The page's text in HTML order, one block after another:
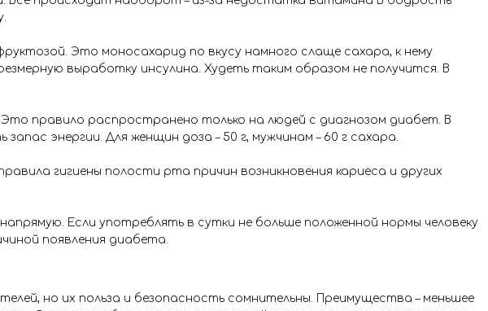
Это моносахарид по вкусу намного слаще сахара, к нему
выработку инсулина. Худеть таким образом не получится. В
правило распространено только на людей с диагнозом диабет. В
энергии. Для женщин доза – 50 г, мужчинам – 60 г сахара.
гигиены полости рта причин возникновения кариеса и других
Если употреблять в сутки не больше положенной нормы человеку
появления диабета.
но их польза и безопасность сомнительны. Преимущества – меньшее